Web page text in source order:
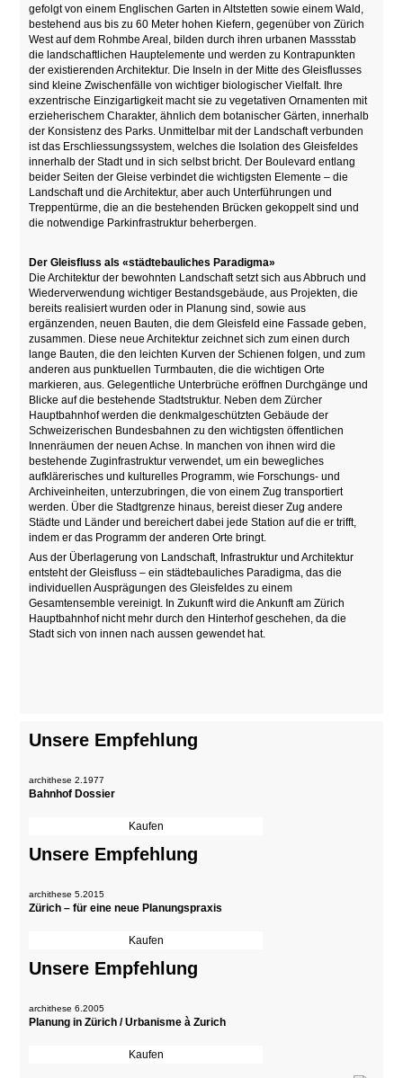
gefolgt von einem Englischen Garten in Altstetten sowie einem Wald,
bestehend aus bis zu 60 Meter hohen Kiefern, gegenüber von Zürich
West auf dem Rohmbe Areal, bilden durch ihren urbanen Massstab
die landschaftlichen Hauptelemente und werden zu Kontrapunkten
der existierenden Architektur. Die Inseln in der Mitte des Gleisflusses
sind kleine Zwischenfälle von wichtiger biologischer Vielfalt. Ihre
exzentrische Einzigartigkeit macht sie zu vegetativen Ornamenten mit
erzieherischem Charakter, ähnlich dem botanischer Gärten, innerhalb
der Konsistenz des Parks. Unmittelbar mit der Landschaft verbunden
ist das Erschliessungssystem, welches die Isolation des Gleisfeldes
innerhalb der Stadt und in sich selbst bricht. Der Boulevard entlang
beider Seiten der Gleise verbindet die wichtigsten Elemente – die
Landschaft und die Architektur, aber auch Unterführungen und
Treppentürme, die an die bestehenden Brücken gekoppelt sind und
die notwendige Parkinfrastruktur beherbergen.
Der Gleisfluss als «städtebauliches Paradigma»
Die Architektur der bewohnten Landschaft setzt sich aus Abbruch und
Wiederverwendung wichtiger Bestandsgebäude, aus Projekten, die
bereits realisiert wurden oder in Planung sind, sowie aus
ergänzenden, neuen Bauten, die dem Gleisfeld eine Fassade geben,
zusammen. Diese neue Architektur zeichnet sich zum einen durch
lange Bauten, die den leichten Kurven der Schienen folgen, und zum
anderen aus punktuellen Turmbauten, die die wichtigen Orte
markieren, aus. Gelegentliche Unterbrüche eröffnen Durchgänge und
Blicke auf die bestehende Stadtstruktur. Neben dem Zürcher
Hauptbahnhof werden die denkmalgeschützten Gebäude der
Schweizerischen Bundesbahnen zu den wichtigsten öffentlichen
Innenräumen der neuen Achse. In manchen von ihnen wird die
bestehende Zuginfrastruktur verwendet, um ein bewegliches
aufklärerisches und kulturelles Programm, wie Forschungs- und
Archiveinheiten, unterzubringen, die von einem Zug transportiert
werden. Über die Stadtgrenze hinaus, bereist dieser Zug andere
Städte und Länder und bereichert dabei jede Station auf die er trifft,
indem er das Programm der anderen Orte bringt.
Aus der Überlagerung von Landschaft, Infrastruktur und Architektur
entsteht der Gleisfluss – ein städtebauliches Paradigma, das die
individuellen Ausprägungen des Gleisfeldes zu einem
Gesamtensemble vereinigt. In Zukunft wird die Ankunft am Zürich
Hauptbahnhof nicht mehr durch den Hinterhof geschehen, da die
Stadt sich von innen nach aussen gewendet hat.
Unsere Empfehlung
archithese 2.1977
Bahnhof Dossier
Unsere Empfehlung
archithese 5.2015
Zürich – für eine neue Planungspraxis
Unsere Empfehlung
archithese 6.2005
Planung in Zürich / Urbanisme à Zurich